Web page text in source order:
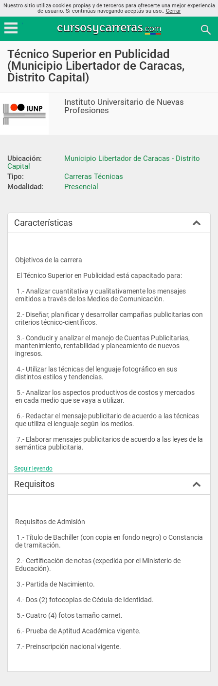
Nuestro sitio utiliza cookies propias y de terceros para ofrecerte una mejor experiencia
de usuario. Si continúas navegando aceptás su uso.. Cerrar
Técnico Superior en Publicidad
(Municipio Libertador de Caracas,
Distrito Capital)
Instituto Universitario de Nuevas
Profesiones
Ubicación:
Municipio Libertador de Caracas - Distrito
Capital
Tipo:
Carreras Técnicas
Modalidad:
Presencial
Características
Objetivos de la carrera
El Técnico Superior en Publicidad está capacitado para:
emitidos a través de los Medios de Comunicación.
criterios técnico-científicos.
mantenimiento, rentabilidad y planeamiento de nuevos
ingresos.
distintos estilos y tendencias.
en cada medio que se vaya a utilizar.
que utiliza el lenguaje según los medios.
semántica publicitaria.
Seguir leyendo
Requisitos
Requisitos de Admisión
de tramitación.
Educación).
3.- Partida de Nacimiento.
4.- Dos (2) fotocopias de Cédula de Identidad.
5.- Cuatro (4) fotos tamaño carnet.
6.- Prueba de Aptitud Académica vigente.
7.- Preinscripción nacional vigente.